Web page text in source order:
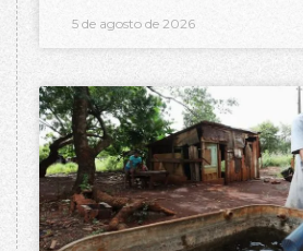
5 de agosto de 2026